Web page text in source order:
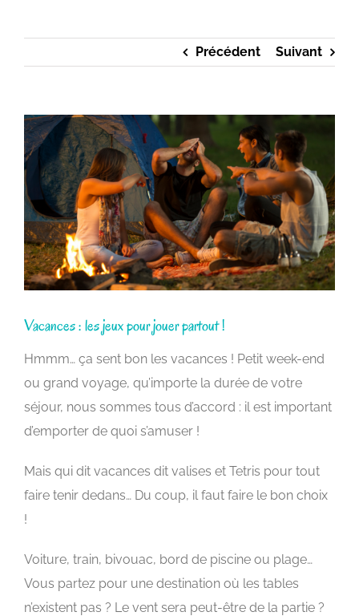
Précédent Suivant
Voir
l'image
agrandie
Vacances : les jeux pour jouer partout !
Hmmm… ça sent bon les vacances ! Petit week-end
ou grand voyage, qu’importe la durée de votre
séjour, nous sommes tous d’accord : il est important
d’emporter de quoi s’amuser !
Mais qui dit vacances dit valises et Tetris pour tout
faire tenir dedans… Du coup, il faut faire le bon choix
!
Voiture, train, bivouac, bord de piscine ou plage…
Vous partez pour une destination où les tables
n’existent pas ? Le vent sera peut-être de la partie ?